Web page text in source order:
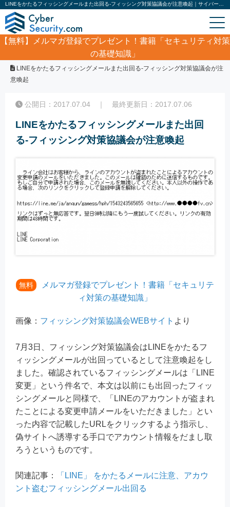
【無料】
メルマガ登録でプレゼント！書籍「セキュリティ対策
の基礎知識」
サイバーセキュリティ・情報漏洩ニュース
LINEをかたるフィッシングメールまた出回る‐フィッシング対策協議会が注
意喚起
公開日：2017.07.04 ｜ 最終更新日：2017.07.06
LINEをかたるフィッシングメールまた出回
る‐フィッシング対策協議会が注意喚起
無料
メルマガ登録でプレゼント！書籍「セキュリテ
ィ対策の基礎知識」
画像： フィッシング対策協議会WEBサイト より
7月3日、フィッシング対策協議会はLINEをかたるフ
ィッシングメールが出回っているとして注意喚起をし
ました。確認されているフィッシングメールは「LINE
変更」という件名で、本文は以前にも出回ったフィッ
シングメールと同様で、「LINEのアカウントが盗まれ
たことによる変更申請メールをいただきました」とい
った内容で記載したURLをクリックするよう指示し、
偽サイトへ誘導する手口でアカウント情報をだまし取
ろうというものです。
関連記事：
「LINE」 をかたるメールに注意、アカウ
ント盗むフィッシングメール出回る